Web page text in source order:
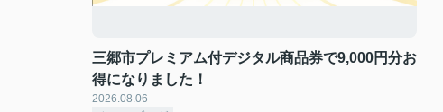
三郷市プレミアム付デジタル商品券で9,000円分お
得になりました！
2026.08.06